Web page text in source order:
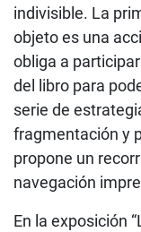
indivisible. La
objeto es una
obliga a
del libro para
serie de
fragmentación y
propone un
navegación
En la exposición